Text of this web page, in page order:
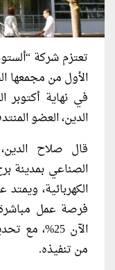
تعتزم شركة
الأول من مجمعها
في نهاية
الدين، العضو
قال صلاح
الصناعي بمدينة
فرصة عمل
من تنفيذه.